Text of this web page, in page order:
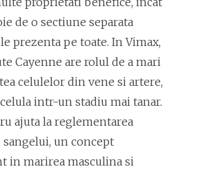
de o sectiune separata
prezenta pe toate. In Vimax,
Cayenne are rolul de a mari
celulelor din vene si artere,
intr-un stadiu mai tanar.
ajuta la reglementarea
un concept
in marirea masculina si